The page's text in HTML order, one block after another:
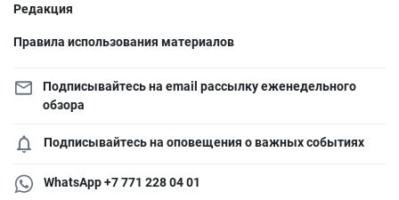
Редакция
Правила использования материалов
Подписывайтесь на email рассылку еженедельного
обзора
Подписывайтесь на оповещения о важных событиях
WhatsApp +7 771 228 04 01